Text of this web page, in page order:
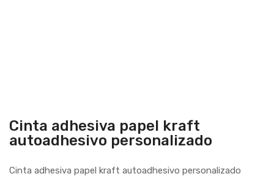
Cinta adhesiva papel kraft
autoadhesivo personalizado
Cinta adhesiva papel kraft autoadhesivo personalizado